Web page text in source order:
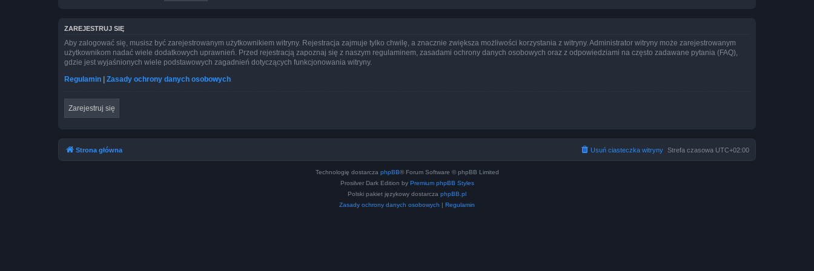
ZAREJESTRUJ SIĘ
Aby zalogować się, musisz być zarejestrowanym użytkownikiem witryny. Rejestracja zajmuje tylko chwilę, a znacznie zwiększa możliwości korzystania z witryny. Administrator witryny może zarejestrowanym
użytkownikom nadać wiele dodatkowych uprawnień. Przed rejestracją zapoznaj się z naszym regulaminem, zasadami ochrony danych osobowych oraz z odpowiedziami na często zadawane pytania (FAQ),
gdzie jest wyjaśnionych wiele podstawowych zagadnień dotyczących funkcjonowania witryny.
Regulamin | Zasady ochrony danych osobowych
Zarejestruj się
Strona główna Strefa czasowa UTC+02:00
Usuń ciasteczka witryny
Technologię dostarcza phpBB® Forum Software © phpBB Limited
Prosilver Dark Edition by Premium phpBB Styles
Polski pakiet językowy dostarcza phpBB.pl
Zasady ochrony danych osobowych | Regulamin